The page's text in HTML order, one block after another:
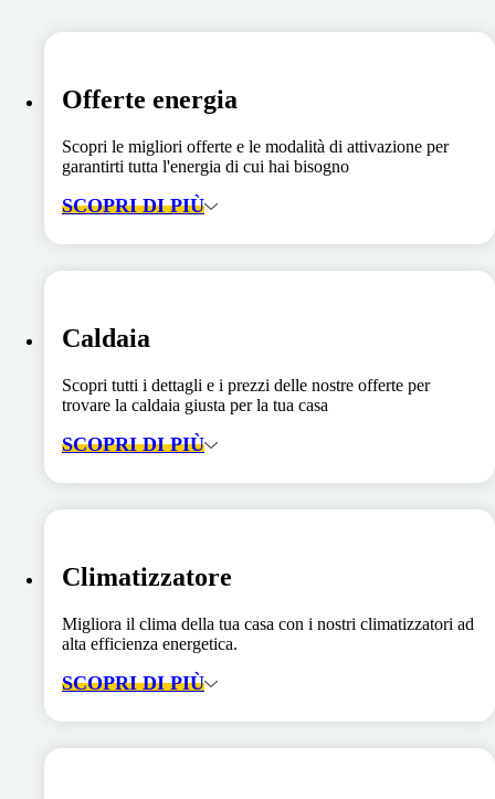
Offerte energia
Scopri le migliori offerte e le modalità di attivazione per
garantirti tutta l'energia di cui hai bisogno
SCOPRI DI PIÙ
Caldaia
Scopri tutti i dettagli e i prezzi delle nostre offerte per
trovare la caldaia giusta per la tua casa
SCOPRI DI PIÙ
Climatizzatore
Migliora il clima della tua casa con i nostri climatizzatori ad
alta efficienza energetica.
SCOPRI DI PIÙ